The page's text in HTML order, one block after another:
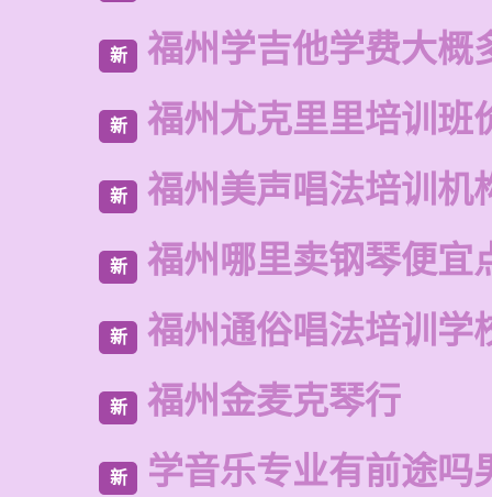
新 福州学吉他学费大概
新 福州尤克里里培训班
新 福州美声唱法培训机
新 福州哪里卖钢琴便宜
新 福州通俗唱法培训学
新 福州金麦克琴行
新 学音乐专业有前途吗